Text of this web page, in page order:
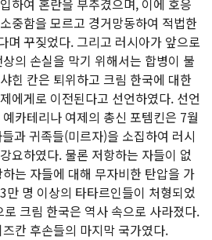
하여 혼란을 부추겼으며, 이에 호응
중함을 모르고 경거망동하여 적법한
며 꾸짖었다. 그리고 러시아가 앞으로
의 손실을 막기 위해서는 합병이 불
힌 칸은 퇴위하고 크림 한국에 대한
에게로 이전된다고 선언하였다. 선언
카테리나 여제의 총신 포템킨은 7월
과 귀족들(미르자)을 소집하여 러시
요하였다. 물론 저항하는 자들이 없
는 자들에 대해 무자비한 탄압을 가
만 명 이상의 타타르인들이 처형되었
크림 한국은 역사 속으로 사라졌다.
칸 후손들의 마지막 국가였다.